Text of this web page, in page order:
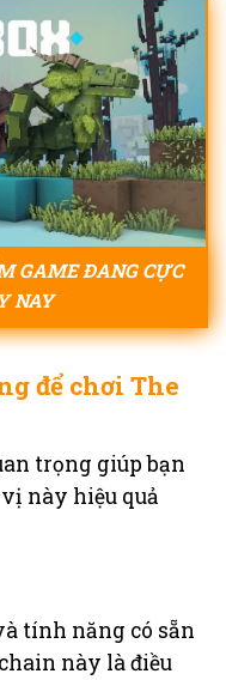
GAME ĐANG CỰC
NAY
để chơi The
trọng giúp bạn
này hiệu quả
tính năng có sẵn
này là điều